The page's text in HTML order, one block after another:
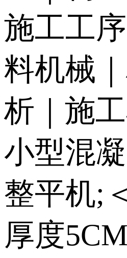
施工工
料机械
析｜施
小型混
整平机;
厚度